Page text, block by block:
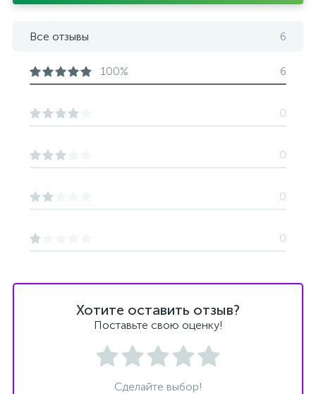
Хотите оставить отзыв?
Поставьте свою оценку!
Сделайте выбор!
Все отзывы 6
100% 6
0
0
0
0